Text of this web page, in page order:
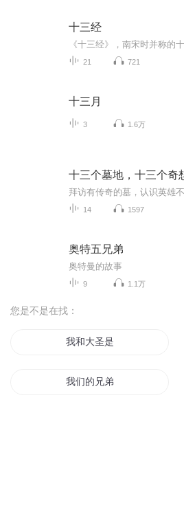
十三经
21 721
十三月
3 1.6万
十三个墓地，十三个奇
拜访有传奇的墓，认识英雄
14 1597
奥特五兄弟
奥特曼的故事
9 1.1万
您是不是在找：
我和大圣是兄弟
我们的兄弟